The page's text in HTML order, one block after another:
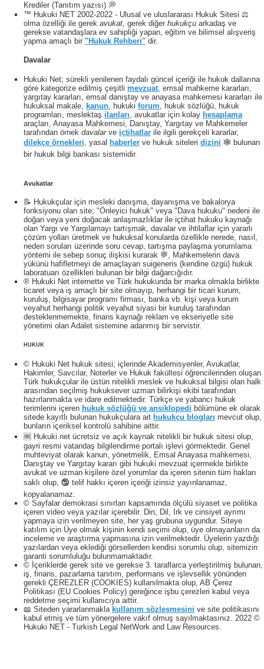
Krediler (Tanıtım yazısı) 💭
™ Hukuki NET 2002-2022 - Ulusal ve uluslararası Hukuk Sitesi ⚖️
olma özelliği ile gerek avukat, gerek diğer hukukçu arkadaş ve
gerekse vatandaşlara ev sahipliği yapan, eğitim ve bilimsel alışveriş
yapma amaçlı bir "Hukuk Rehberi" dir.
Davalar
Hukuki Net; sürekli yenilenen faydalı güncel içeriği ile hukuk dallarına
göre kategorize edilmiş çeşitli mevzuat , emsal mahkeme kararları,
yargıtay kararları, emsal danıştay ve anayasa mahkemesi kararları ile
hukuksal makale, kanun , hukuki forum , hukuk sözlüğü, hukuk
programları, meslektaş ilanları , avukatlar için kolay hesaplama
araçları, Anayasa Mahkemesi, Danıştay, Yargıtay ve Mahkemeler
tarafından örnek davalarve içtihatlar ile ilgili gerekçeli kararlar,
dilekçe örnekleri , yasal haberler ve hukuk siteleri dizini 🕸 bulunan
bir hukuk bilgi bankası sistemidir.
Avukatlar
📝 Hukukçular için mesleki danışma, dayanışma ve bakalorya
fonksiyonu olan site; "Önleyici hukuk" veya "Dava hukuku" nedeni ile
doğan veya yeni doğacak anlaşmazlıklar ile içtihat hukuku kaynağı
olan Yargı ve Yargılamayı tartışmak, davalar ve ihtilaflar için yararlı
çözüm yolları üretmek ve hukuksal konularda özellikle nerede, nasıl,
neden soruları üzerinde soru cevap, tartışma paylaşma yorumlama
yöntemi ile sebep sonuç ilişkisi kurarak 💬, Mahkemelerin dava
yükünü hafifletmeyi de amaçlayan suigeneris (kendine özgü) hukuk
laboratuarı özellikleri bulunan bir bilgi dağarcığıdır.
® Hukuki Net internette ve Türk hukukunda bir marka olmakla birlikte
ticaret veya iş amaçlı bir site olmayıp, herhangi bir ticari kurum,
kuruluş, bilgisayar programı firması, banka vb. kişi veya kurum
veyahut herhangi politik veyahut siyasi bir kuruluş tarafından
desteklenmemekte, finans kaynağı reklam ve ekseriyetle site
yönetimi olan Adalet sistemine adanmış bir servistir.
HUKUK
© Hukuki Net hukuk sitesi; içlerinde Akademisyenler, Avukatlar,
Hakimler, Savcılar, Noterler ve Hukuk fakültesi öğrencilerinden oluşan
Türk hukukçular ile üstün nitelikli meslek ve hukuksal bilgisi olan halk
arasından seçilmiş hukuksever uzman bilirkişi ekibi tarafından
hazırlanmakta ve idare edilmektedir. Türkçe ve yabancı hukuk
terimlerini içeren hukuk sözlüğü ve ansiklopedi bölümüne ek olarak
sitede kayıtlı bulunan hukukçulara ait hukukçu blogları mevcut olup,
bunların içeriksel kontrolü sahibine aittir.
🆓 Hukuki.net ücretsiz ve açık kaynak nitelikli bir hukuk sitesi olup,
gayri resmi vatandaş bilgilendirme portalı işlevi görmektedir. Genel
muhteviyat olarak kanun, yönetmelik, Emsal Anayasa mahkemesi,
Danıştay ve Yargıtay kararı gibi hukuki mevzuat içermekle birlikte
avukat ve uzman kişilere özel yorumlar da içeren sitenin tüm hakları
saklı olup, 🕲 telif hakkı içeren içeriği izinsiz yayınlanamaz,
kopyalanamaz.
© Sayfalar demokrasi sınırları kapsamında ölçülü siyaset ve politika
içeren video veya yazılar içerebilir. Din, Dil, Irk ve cinsiyet ayrımı
yapmaya izin verilmeyen site, her yaş grubuna uygundur. Siteye
katılım için Üye olmak kişinin kendi seçimi olup, üye olmayanların da
inceleme ve araştırma yapmasına izin verilmektedir. Üyelerin yazdığı
yazılardan veya eklediği görsellerden kendisi sorumlu olup, sitemizin
garanti sorumluluğu bulunmamaktadır.
© İçeriklerde gerek site ve gerekse 3. taraflarca yerleştirilmiş bulunan,
iş, finans, pazarlama tanıtım, performans ve işlevsellik yönünden
gerekli ÇEREZLER (COOKIES) kullanılmakta olup, AB Çerez
Politikası (EU Cookies Policy) gereğince işbu çerezleri kabul veya
reddetme seçimi kullanıcıya aittir.
📖 Siteden yararlanmakla kullanım sözleşmesini ve site politikasını
kabul etmiş ve tüm yönergelere vakıf olmuş sayılmaktasınız. 2022 ©
Hukuki NET - Turkish Legal NetWork and Law Resources.